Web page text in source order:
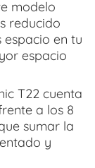
modelo
reducido
espacio en tu
espacio
T22 cuenta
a los 8
sumar la
y